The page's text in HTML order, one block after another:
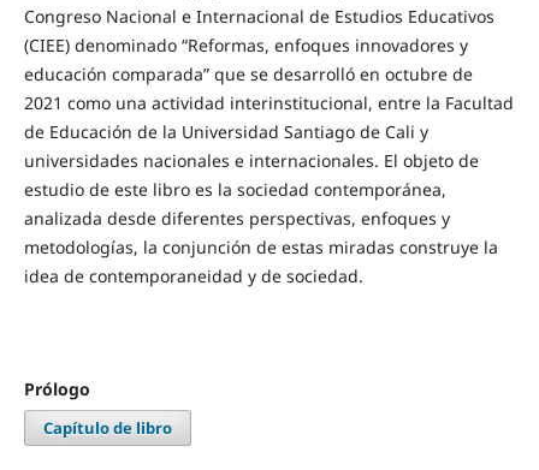
Congreso Nacional e Internacional de Estudios Educativos
(CIEE) denominado “Reformas, enfoques innovadores y
educación comparada” que se desarrolló en octubre de
2021 como una actividad interinstitucional, entre la Facultad
de Educación de la Universidad Santiago de Cali y
universidades nacionales e internacionales. El objeto de
estudio de este libro es la sociedad contemporánea,
analizada desde diferentes perspectivas, enfoques y
metodologías, la conjunción de estas miradas construye la
idea de contemporaneidad y de sociedad.
Prólogo
Capítulo de libro